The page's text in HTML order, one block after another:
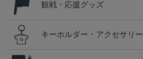
観戦・応援グッズ
キーホルダー・アクセサリー